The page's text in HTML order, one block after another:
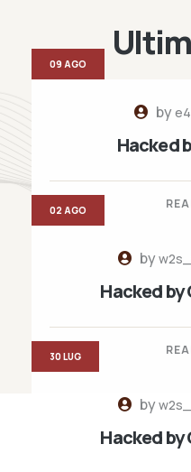
by
Hacked
09 AGO
by
Hacked by
02 AGO
by
Hacked by
30 LUG